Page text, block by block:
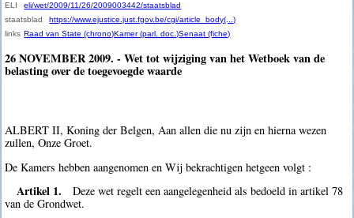
ELI
eli/wet/2009/11/26/2009003442/staatsblad
staatsblad
https://www.ejustice.just.fgov.be/cgi/article_body(...)
links Raad van State (chrono)Kamer (parl. doc.)Senaat (fiche)
26 NOVEMBER 2009. - Wet tot wijziging van het Wetboek van de
belasting over de toegevoegde waarde
ALBERT II, Koning der Belgen, Aan allen die nu zijn en hierna wezen
zullen, Onze Groet.
De Kamers hebben aangenomen en Wij bekrachtigen hetgeen volgt :
Artikel 1.
Deze wet regelt een aangelegenheid als bedoeld in artikel 78
van de Grondwet.